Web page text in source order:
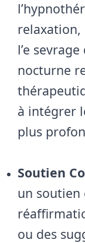
relaxation,
l’e
nocturne
à intégrer
plus
Soutien
un soutien
ou des